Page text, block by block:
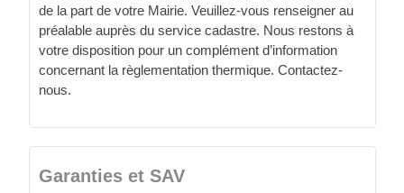
de la part de votre Mairie. Veuillez-vous renseigner au
préalable auprès du service cadastre. Nous restons à
votre disposition pour un complément d’information
concernant la règlementation thermique. Contactez-
nous.
Garanties et SAV